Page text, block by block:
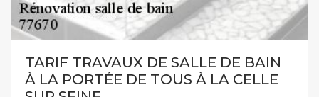
TARIF TRAVAUX DE SALLE DE BAIN
À LA PORTÉE DE TOUS À LA CELLE